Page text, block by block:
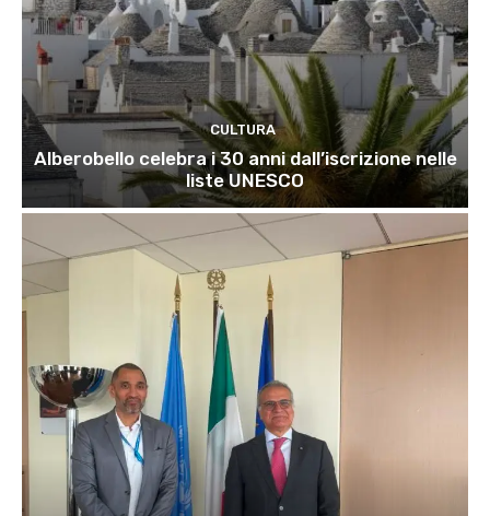
CULTURA
Alberobello celebra i 30 anni dall’iscrizione nelle
liste UNESCO